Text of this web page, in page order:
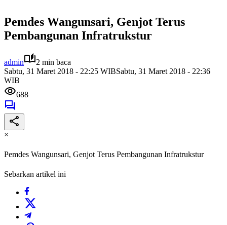
Pemdes Wangunsari, Genjot Terus
Pembangunan Infratrukstur
admin
2 min baca
Sabtu, 31 Maret 2018 - 22:25 WIBSabtu, 31 Maret 2018 - 22:36
WIB
688
×
Pemdes Wangunsari, Genjot Terus Pembangunan Infratrukstur
Sebarkan artikel ini